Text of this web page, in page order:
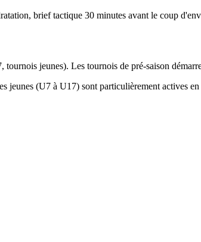
brief tactique 30 minutes avant le coup
jeunes). Les tournois de pré-saison
jeunes (U7 à U17) sont particulièrement actives